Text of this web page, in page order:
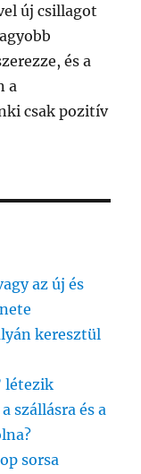
új csillagot
és a
a
csak pozitív
az új és
keresztül
létezik
szállásra és a
sorsa